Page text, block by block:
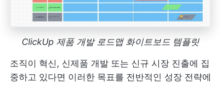
ClickUp 제품 개발 로드맵 화이트보드 템플릿
조직이 혁신, 신제품 개발 또는 신규 시장 진출에 집
중하고 있다면 이러한 목표를 전반적인 성장 전략에